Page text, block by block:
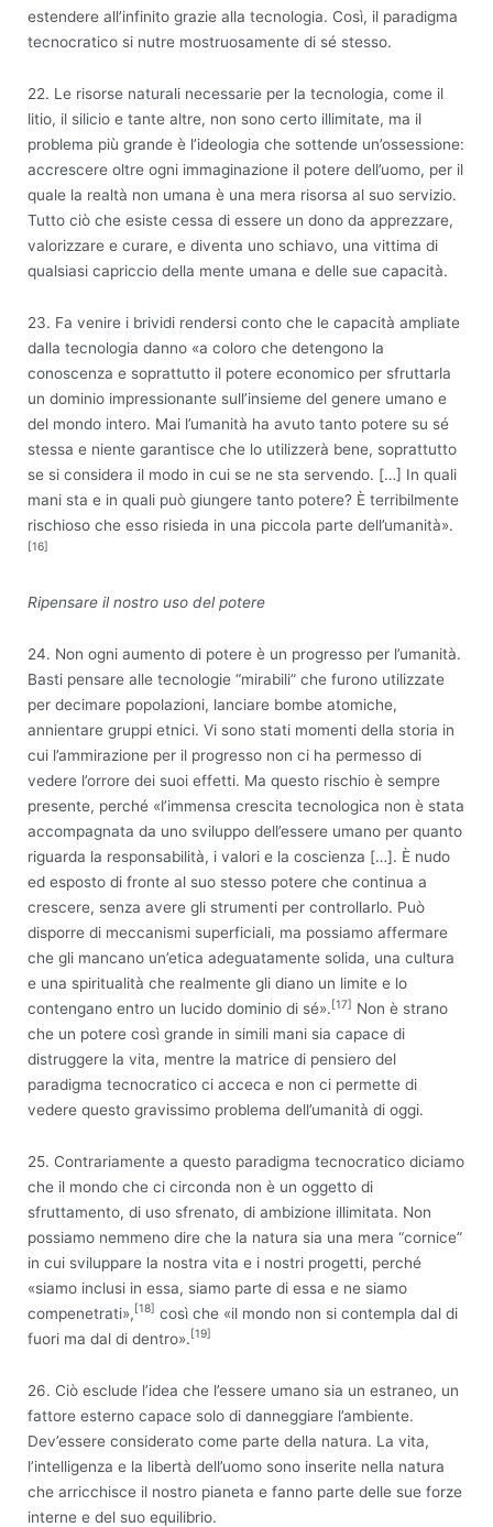
estendere all’infinito grazie alla tecnologia. Così, il paradigma
tecnocratico si nutre mostruosamente di sé stesso.
22. Le risorse naturali necessarie per la tecnologia, come il
litio, il silicio e tante altre, non sono certo illimitate, ma il
problema più grande è l’ideologia che sottende un’ossessione:
accrescere oltre ogni immaginazione il potere dell’uomo, per il
quale la realtà non umana è una mera risorsa al suo servizio.
Tutto ciò che esiste cessa di essere un dono da apprezzare,
valorizzare e curare, e diventa uno schiavo, una vittima di
qualsiasi capriccio della mente umana e delle sue capacità.
23. Fa venire i brividi rendersi conto che le capacità ampliate
dalla tecnologia danno «a coloro che detengono la
conoscenza e soprattutto il potere economico per sfruttarla
un dominio impressionante sull’insieme del genere umano e
del mondo intero. Mai l’umanità ha avuto tanto potere su sé
stessa e niente garantisce che lo utilizzerà bene, soprattutto
se si considera il modo in cui se ne sta servendo. […] In quali
mani sta e in quali può giungere tanto potere? È terribilmente
rischioso che esso risieda in una piccola parte dell’umanità».
[16]
Ripensare il nostro uso del potere
24. Non ogni aumento di potere è un progresso per l’umanità.
Basti pensare alle tecnologie “mirabili” che furono utilizzate
per decimare popolazioni, lanciare bombe atomiche,
annientare gruppi etnici. Vi sono stati momenti della storia in
cui l’ammirazione per il progresso non ci ha permesso di
vedere l’orrore dei suoi effetti. Ma questo rischio è sempre
presente, perché «l’immensa crescita tecnologica non è stata
accompagnata da uno sviluppo dell’essere umano per quanto
riguarda la responsabilità, i valori e la coscienza […]. È nudo
ed esposto di fronte al suo stesso potere che continua a
crescere, senza avere gli strumenti per controllarlo. Può
disporre di meccanismi superficiali, ma possiamo affermare
che gli mancano un’etica adeguatamente solida, una cultura
e una spiritualità che realmente gli diano un limite e lo
contengano entro un lucido dominio di sé».[17] Non è strano
che un potere così grande in simili mani sia capace di
distruggere la vita, mentre la matrice di pensiero del
paradigma tecnocratico ci acceca e non ci permette di
vedere questo gravissimo problema dell’umanità di oggi.
25. Contrariamente a questo paradigma tecnocratico diciamo
che il mondo che ci circonda non è un oggetto di
sfruttamento, di uso sfrenato, di ambizione illimitata. Non
possiamo nemmeno dire che la natura sia una mera “cornice”
in cui sviluppare la nostra vita e i nostri progetti, perché
«siamo inclusi in essa, siamo parte di essa e ne siamo
compenetrati», [18] così che «il mondo non si contempla dal di
fuori ma dal di dentro». [19]
26. Ciò esclude l’idea che l’essere umano sia un estraneo, un
fattore esterno capace solo di danneggiare l’ambiente.
Dev’essere considerato come parte della natura. La vita,
l’intelligenza e la libertà dell’uomo sono inserite nella natura
che arricchisce il nostro pianeta e fanno parte delle sue forze
interne e del suo equilibrio.